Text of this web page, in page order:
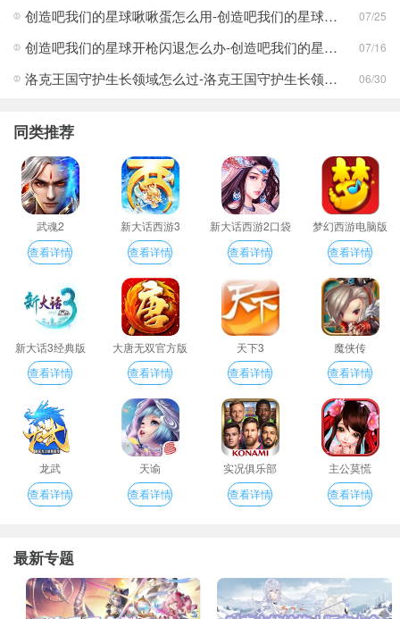
创造吧我们的星球啾啾蛋怎么用-创造吧我们的星球啾啾蛋使用攻略 07/25
创造吧我们的星球开枪闪退怎么办-创造吧我们的星球开枪闪退合集 07/16
洛克王国守护生长领域怎么过-洛克王国守护生长领域通关攻略 06/30
同类推荐
武魂2
查看详情
新大话西游3
查看详情
新大话西游2口袋
版
查看详情
梦幻西游电脑版
查看详情
新大话3经典版
查看详情
大唐无双官方版
查看详情
天下3
查看详情
魔侠传
查看详情
龙武
查看详情
天谕
查看详情
实况俱乐部
查看详情
主公莫慌
查看详情
最新专题